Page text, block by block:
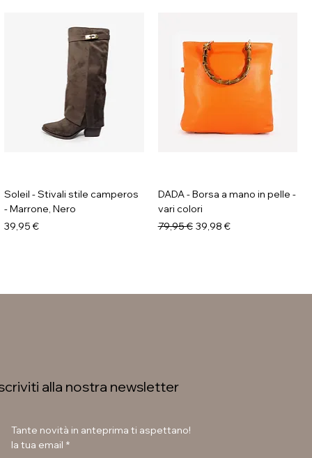
Soleil - Stivali stile camperos
- Marrone, Nero
Prezzo
39,95 €
DADA - Borsa a mano in pelle -
vari colori
Prezzo regolare
79,95 € Prezzo scontato
39,98 €
alla nostra newsletter
Tante novità in anteprima ti aspettano!
la tua email *